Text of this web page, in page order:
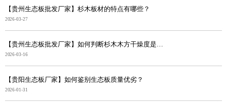
【贵州生态板批发厂家】杉木板材的特点有哪些？
2026-03-27
2026-03-16
【贵阳生态板厂家】如何鉴别生态板质量优劣？
2026-01-31